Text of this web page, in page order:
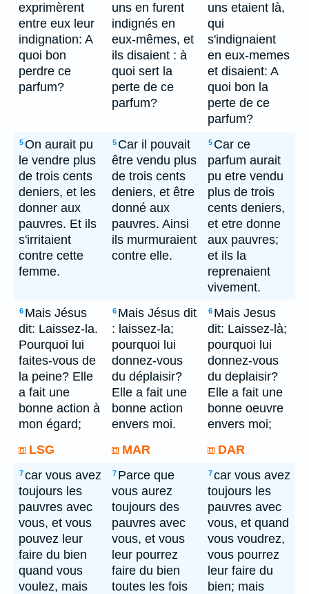
exprimèrent
entre eux leur
indignation: A
quoi bon
perdre ce
parfum?
uns en furent
indignés en
eux-mêmes, et
ils disaient : à
quoi sert la
perte de ce
parfum?
uns etaient là,
qui
s'indignaient
en eux-memes
et disaient: A
quoi bon la
perte de ce
parfum?
5On aurait pu
le vendre plus
de trois cents
deniers, et les
donner aux
pauvres. Et ils
s'irritaient
contre cette
femme.
5 Car il pouvait
être vendu plus
de trois cents
deniers, et être
donné aux
pauvres. Ainsi
ils murmuraient
contre elle.
5 Car ce
parfum aurait
pu etre vendu
plus de trois
cents deniers,
et etre donne
aux pauvres;
et ils la
reprenaient
vivement.
6 Mais Jésus
dit: Laissez-la.
Pourquoi lui
faites-vous de
la peine? Elle
a fait une
bonne action à
mon égard;
6 Mais Jésus dit
: laissez-la;
pourquoi lui
donnez-vous
du déplaisir?
Elle a fait une
bonne action
envers moi.
6 Mais Jesus
dit: Laissez-là;
pourquoi lui
donnez-vous
du deplaisir?
Elle a fait une
bonne oeuvre
envers moi;
LSG
MAR DAR
7car vous avez
toujours les
pauvres avec
vous, et vous
pouvez leur
faire du bien
quand vous
voulez, mais
7 Parce que
vous aurez
toujours des
pauvres avec
vous, et vous
leur pourrez
faire du bien
toutes les fois
7car vous avez
toujours les
pauvres avec
vous, et quand
vous voudrez,
vous pourrez
leur faire du
bien; mais